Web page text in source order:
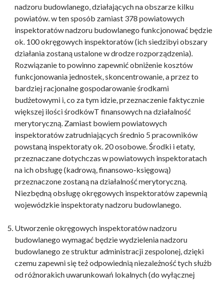
nadzoru budowlanego, działających na obszarze kilku
powiatów. w ten sposób zamiast 378 powiatowych
inspektoratów nadzoru budowlanego funkcjonować będzie
ok. 100 okręgowych inspektoratów (ich siedzibyi obszary
działania zostaną ustalone w drodze rozporządzenia).
Rozwiązanie to powinno zapewnić obniżenie kosztów
funkcjonowania jednostek, skoncentrowanie, a przez to
bardziej racjonalne gospodarowanie środkami
budżetowymi i, co za tym idzie, przeznaczenie faktycznie
większej ilości środkówT finansowych na działalność
merytoryczną. Zamiast bowiem powiatowych
inspektoratów zatrudniających średnio 5 pracowników
powstaną inspektoraty ok. 20 osobowe. Środki i etaty,
przeznaczane dotychczas w powiatowych inspektoratach
na ich obsługę (kadrową, finansowo-księgową)
przeznaczone zostaną na działalność merytoryczną.
Niezbędną obsługę okręgowych inspektoratów zapewnią
wojewódzkie inspektoraty nadzoru budowlanego.
Utworzenie okręgowych inspektoratów nadzoru
budowlanego wymagać będzie wydzielenia nadzoru
budowlanego ze struktur administracji zespolonej, dzięki
czemu zapewni się też odpowiednią niezależność tych służb
od różnorakich uwarunkowań lokalnych (do wyłącznej